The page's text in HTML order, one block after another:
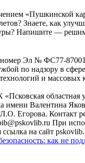
«Пушкинской
Знаете, как
Напишите —
Эл № ФС77-
по надзору в
и массовых
областная
имени Валентина
Егорова. Контакт
При
на сайт
как не